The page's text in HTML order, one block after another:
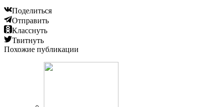
Поделиться
Отправить
Класснуть
Твитнуть
Похожие публикации